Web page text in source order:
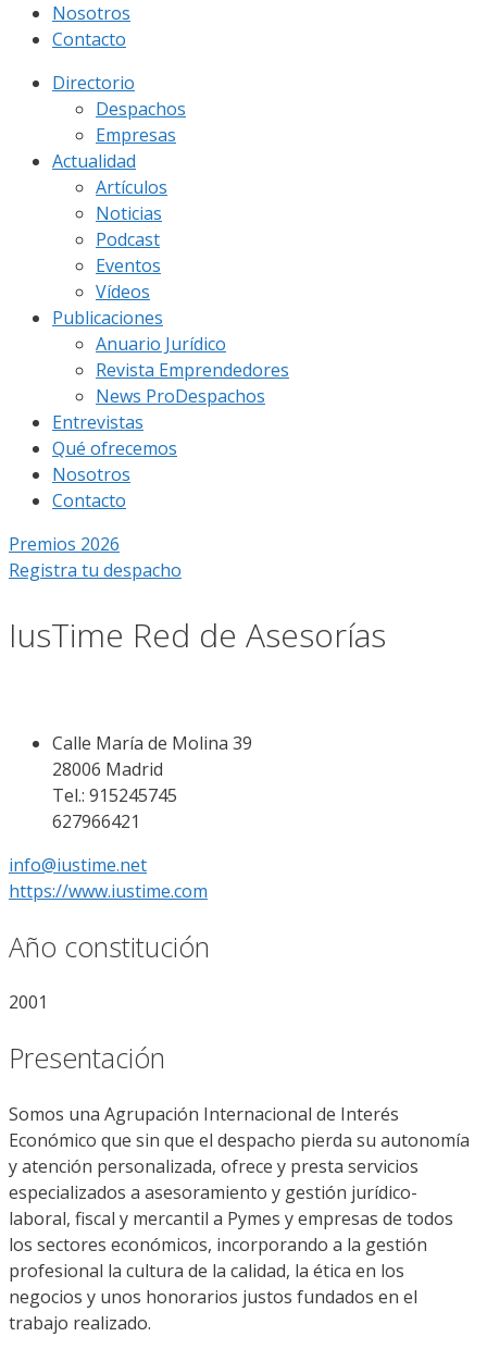
Nosotros
Contacto
Directorio
Despachos
Empresas
Actualidad
Artículos
Noticias
Podcast
Eventos
Vídeos
Publicaciones
Anuario Jurídico
Revista Emprendedores
News ProDespachos
Entrevistas
Qué ofrecemos
Nosotros
Contacto
Premios 2026
Registra tu despacho
IusTime Red de Asesorías
Calle María de Molina 39
28006 Madrid
Tel.: 915245745
627966421
info@iustime.net
https://www.iustime.com
Año constitución
2001
Presentación
Somos una Agrupación Internacional de Interés
Económico que sin que el despacho pierda su autonomía
y atención personalizada, ofrece y presta servicios
especializados a asesoramiento y gestión jurídico-
laboral, fiscal y mercantil a Pymes y empresas de todos
los sectores económicos, incorporando a la gestión
profesional la cultura de la calidad, la ética en los
negocios y unos honorarios justos fundados en el
trabajo realizado.